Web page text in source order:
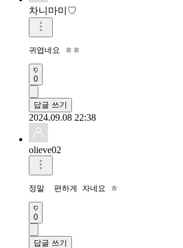
차니마미♡
귀엽네요 ㅎㅎ
0
답글 쓰기
2024.09.08 22:38
olieve02
정말  편하게 자네요 ㅎ
0
답글 쓰기